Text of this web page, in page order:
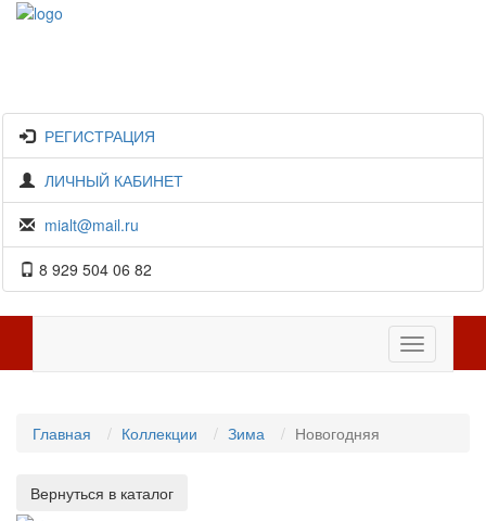
РЕГИСТРАЦИЯ
ЛИЧНЫЙ КАБИНЕТ
mialt@mail.ru
8 929 504 06 82
Toggle
navigation
Главная Коллекции Зима Новогодняя